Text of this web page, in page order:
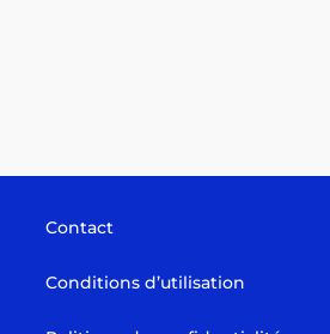
Contact
Conditions d’utilisation